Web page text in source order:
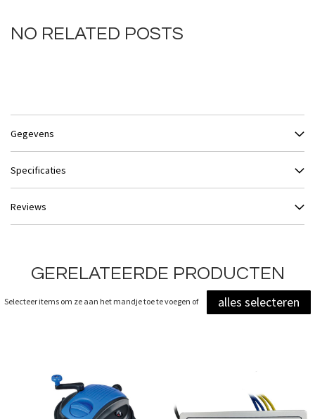
NO RELATED POSTS
Gegevens
Specificaties
Reviews
GERELATEERDE PRODUCTEN
Selecteer items om ze aan het mandje toe te voegen of alles selecteren